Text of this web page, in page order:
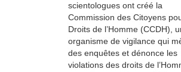
scientologues ont créé la
Commission des Citoyens
Droits de l’Homme (CCDH),
organisme de vigilance qui
des enquêtes et dénonce les
violations des droits de